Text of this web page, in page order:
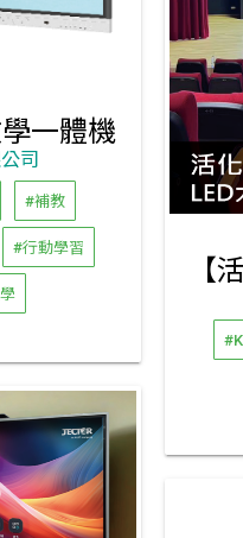
一體機
司
#補教
#行動學習